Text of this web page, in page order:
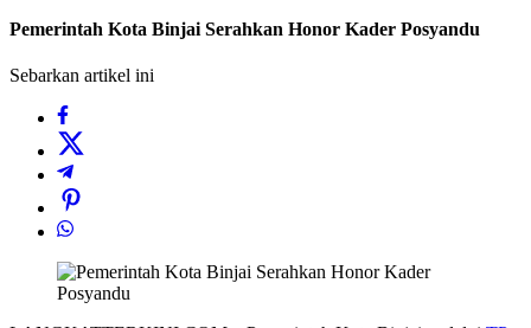
Pemerintah Kota Binjai Serahkan Honor Kader Posyandu
Sebarkan artikel ini